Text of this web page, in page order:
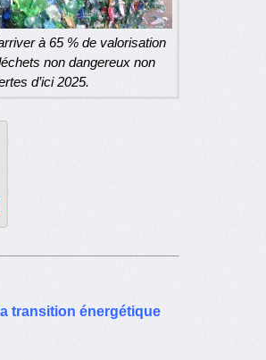
à 65 % de valorisation
non dangereux non
d’ici 2025.
transition énergétique